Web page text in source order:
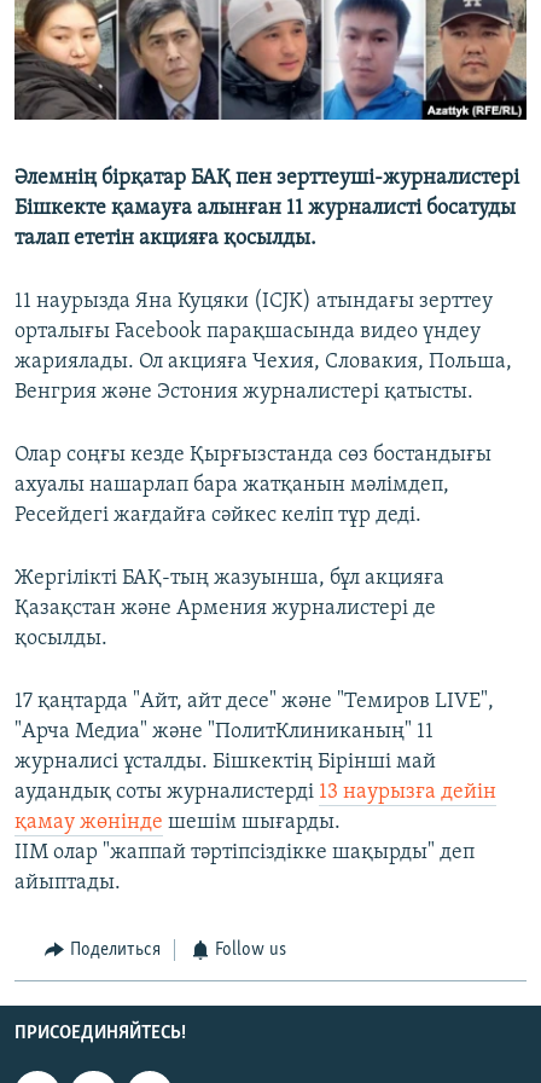
Әлемнің бірқатар БАҚ пен зерттеуші-журналистері
Бішкекте қамауға алынған 11 журналисті босатуды
талап ететін акцияға қосылды.
11 наурызда Яна Куцяки (ICJK) атындағы зерттеу
орталығы Facebook парақшасында видео үндеу
жариялады. Ол акцияға Чехия, Словакия, Польша,
Венгрия және Эстония журналистері қатысты.
Олар соңғы кезде Қырғызстанда сөз бостандығы
ахуалы нашарлап бара жатқанын мәлімдеп,
Ресейдегі жағдайға сәйкес келіп тұр деді.
Жергілікті БАҚ-тың жазуынша, бұл акцияға
Қазақстан және Армения журналистері де
қосылды.
17 қаңтарда "Айт, айт десе" және "Темиров LIVE",
"Арча Медиа" және "ПолитКлиниканың" 11
журналисі ұсталды. Бішкектің Бірінші май
аудандық соты журналистерді 13 наурызға дейін
қамау жөнінде шешім шығарды.
ІІМ олар "жаппай тәртіпсіздікке шақырды" деп
айыптады.
Поделиться Follow us
ПРИСОЕДИНЯЙТЕСЬ!